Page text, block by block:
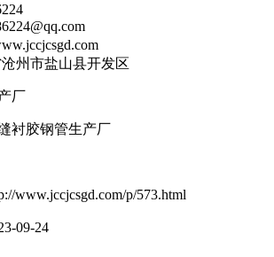
州市盐山县开发区
衬胶钢管生产厂
www.jccjcsgd.com/p/573.html
09-24